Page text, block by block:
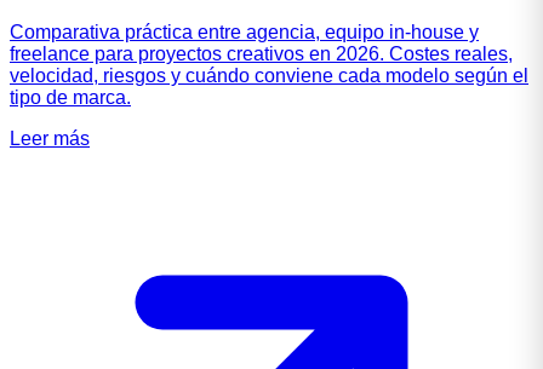
Comparativa práctica entre agencia, equipo in-house y
freelance para proyectos creativos en 2026. Costes reales,
velocidad, riesgos y cuándo conviene cada modelo según el
tipo de marca.
Leer más